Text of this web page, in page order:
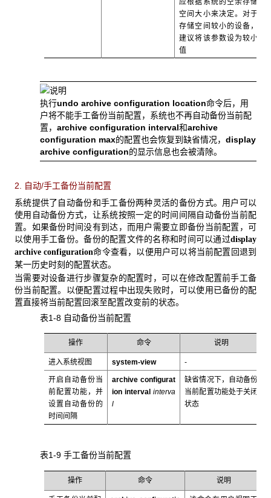
应根据系统的空余存储
空间大小来决定。对于
存储空间较小的设备，
建议将该参数设为较小
值
执行undo archive configuration location命令后，用
户将不能手工备份当前配置，系统也不再自动备份当前配
置， archive configuration interval和archive
configuration max的配置也会恢复到缺省情况， display
archive configuration的显示信息也会被清除。
2. 自动/手工备份当前配置
系统提供了自动备份和手工备份两种灵活的备份方式。用户可以
使用自动备份方式，让系统按照一定的时间间隔自动备份当前配
置。如果备份时间没有到达，而用户需要立即备份当前配置，可
以使用手工备份。备份的配置文件的名称和时间可以通过display
archive configuration命令查看，以便用户可以将当前配置回退到
某一历史时刻的配置状态。
当需要对设备进行步骤复杂的配置时，可以在修改配置前手工备
份当前配置。以便配置过程中出现失败时，可以使用已备份的配
置直接将当前配置回滚至配置改变前的状态。
表1-8 自动备份当前配置
操作 命令 说明
进入系统视图 system-view -
开启自动备份当
前配置功能，并
设置自动备份的
时间间隔
archive configurat
ion interval interva
l
缺省情况下，自动备份
当前配置功能处于关闭
状态
表1-9 手工备份当前配置
操作 命令 说明